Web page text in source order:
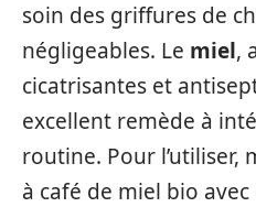
soin des griffures de
négligeables. Le miel,
cicatrisantes et
excellent remède à
routine. Pour l’utiliser,
à café de miel bio